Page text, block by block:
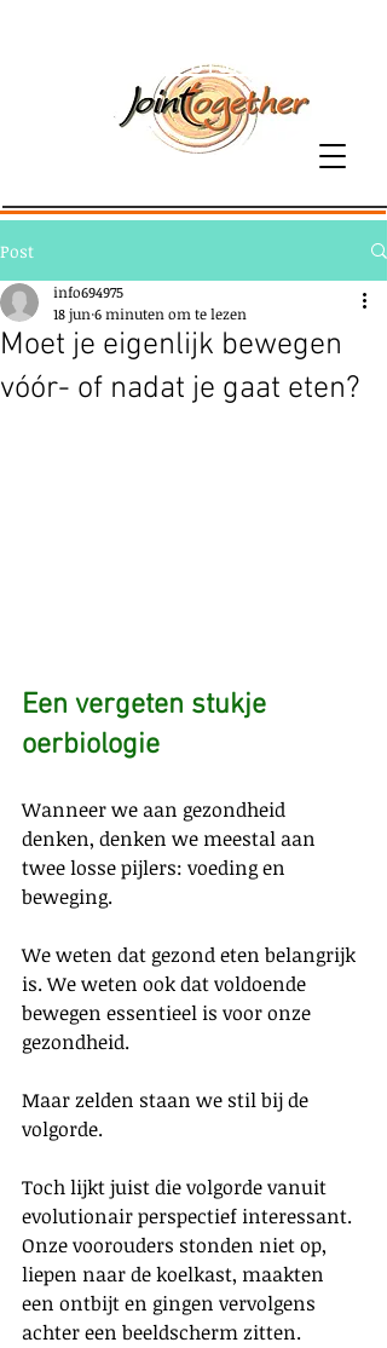
06-81379800
Post
Moet je eigenlijk bewegen
vóór- of nadat je gaat eten?
info694975
18 jun 6 minuten om te lezen
Een vergeten stukje
oerbiologie
Wanneer we aan gezondheid
denken, denken we meestal aan
twee losse pijlers: voeding en
beweging.
We weten dat gezond eten belangrijk
is. We weten ook dat voldoende
bewegen essentieel is voor onze
gezondheid.
Maar zelden staan we stil bij de
volgorde.
Toch lijkt juist die volgorde vanuit
evolutionair perspectief interessant.
Onze voorouders stonden niet op,
liepen naar de koelkast, maakten
een ontbijt en gingen vervolgens
achter een beeldscherm zitten.